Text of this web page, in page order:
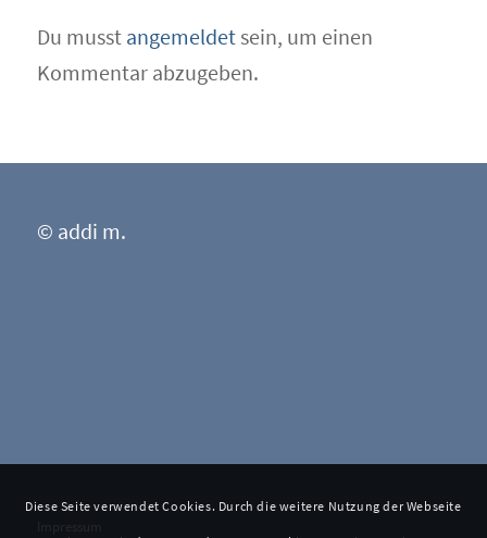
Du musst angemeldetsein, um einen
Kommentar abzugeben.
© addi m.
Impressum
Diese Seite verwendet Cookies. Durch die weitere Nutzung der Webseite